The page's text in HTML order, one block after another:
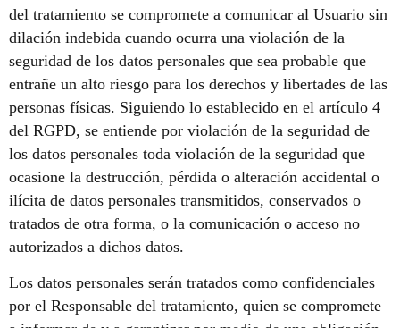
del tratamiento se compromete a comunicar al Usuario sin
dilación indebida cuando ocurra una violación de la
seguridad de los datos personales que sea probable que
entrañe un alto riesgo para los derechos y libertades de las
personas físicas. Siguiendo lo establecido en el artículo 4
del RGPD, se entiende por violación de la seguridad de
los datos personales toda violación de la seguridad que
ocasione la destrucción, pérdida o alteración accidental o
ilícita de datos personales transmitidos, conservados o
tratados de otra forma, o la comunicación o acceso no
autorizados a dichos datos.
Los datos personales serán tratados como confidenciales
por el Responsable del tratamiento, quien se compromete